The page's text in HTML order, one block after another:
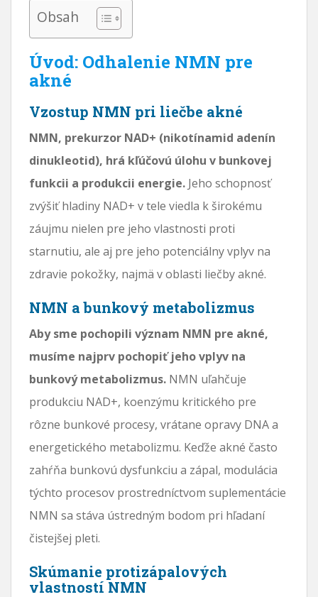
Obsah
Úvod: Odhalenie NMN pre
akné
Vzostup NMN pri liečbe akné
NMN, prekurzor NAD+ (nikotínamid adenín
dinukleotid), hrá kľúčovú úlohu v bunkovej
funkcii a produkcii energie. Jeho schopnosť
zvýšiť hladiny NAD+ v tele viedla k širokému
záujmu nielen pre jeho vlastnosti proti
starnutiu, ale aj pre jeho potenciálny vplyv na
zdravie pokožky, najmä v oblasti liečby akné.
NMN a bunkový metabolizmus
Aby sme pochopili význam NMN pre akné,
musíme najprv pochopiť jeho vplyv na
bunkový metabolizmus. NMN uľahčuje
produkciu NAD+, koenzýmu kritického pre
rôzne bunkové procesy, vrátane opravy DNA a
energetického metabolizmu. Keďže akné často
zahŕňa bunkovú dysfunkciu a zápal, modulácia
týchto procesov prostredníctvom suplementácie
NMN sa stáva ústredným bodom pri hľadaní
čistejšej pleti.
Skúmanie protizápalových
vlastností NMN